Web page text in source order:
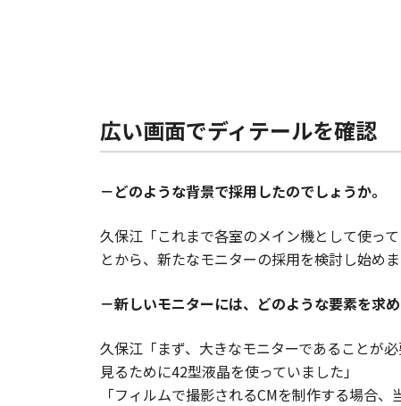
広い画面でディテールを確認
－どのような背景で採用したのでしょうか。
久保江「これまで各室のメイン機として使っ
とから、新たなモニターの採用を検討し始めま
－新しいモニターには、どのような要素を求め
久保江「まず、大きなモニターであることが
見るために42型液晶を使っていました」
「フィルムで撮影されるCMを制作する場合